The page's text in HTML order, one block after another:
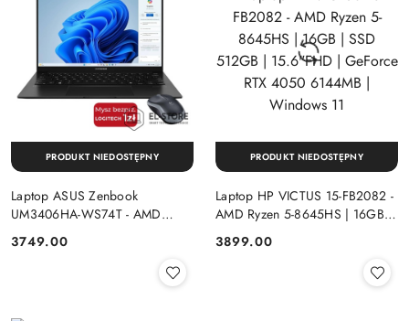
Laptop ASUS Zenbook
UM3406HA-WS74T - AMD
512GB | 14" OLED (1920x1200)
Cena:
3749.00
PRODUKT NIEDOSTĘPNY
Laptop HP VICTUS 15-FB2082 -
AMD Ryzen 5-8645HS | 16GB |
GeForce RTX 4050 6144MB |
Cena:
3899.00
PRODUKT NIEDOSTĘPNY